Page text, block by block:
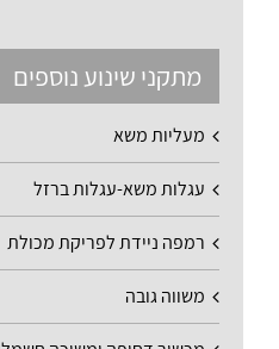
מתקני שינוע נוספים
מעליות משא
עגלות משא-עגלות ברזל
רמפה ניידת לפריקת מכולת
משווה גובה